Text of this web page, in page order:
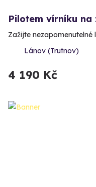
Pilotem vírníku na
Zažijte
Lánov (Trutnov)
4 190 Kč